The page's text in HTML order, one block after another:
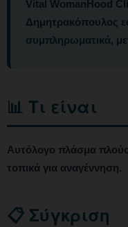
Vital WomanHood
Δημητρακόπουλος
συμπληρωματικά,
📊 Τι είναι
Αυτόλογο πλάσμα
τοπικά για αναγέννηση.
📋 Σύγκριση